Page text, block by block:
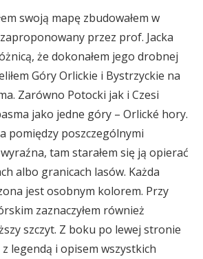
swoją mapę zbudowałem w
przez prof. Jacka
że dokonałem jego drobnej
Góry Orlickie i Bystrzyckie na
Zarówno Potocki jak i Czesi
jako jedne góry – Orlické hory.
pomiędzy poszczególnymi
tam starałem się ją opierać
albo granicach lasów. Każda
jest osobnym kolorem. Przy
zaznaczyłem również
szczyt. Z boku po lewej stronie
legendą i opisem wszystkich